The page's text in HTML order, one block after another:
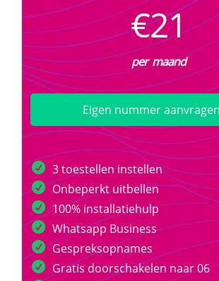
€21
per maand
Eigen nummer
3 toestellen instellen
Onbeperkt uitbellen
100% installatiehulp
Whatsapp Business
Gespreksopnames
Gratis doorschakelen naar 06